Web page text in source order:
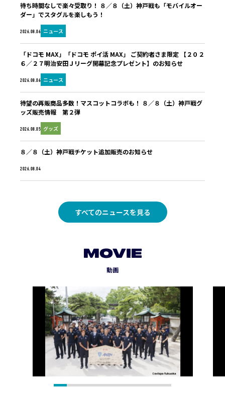
2026.08.06 ニュース
待ち時間なしで楽々受取り！ ８／８（土）神戸戦も「モバイルオー
ダー」でスタグルを楽しもう！
2026.08.06 ニュース
「ドコモ MAX」「ドコモ ポイ活 MAX」 ご契約者さま限定 【２０２
６／２７明治安田Ｊリーグ開幕記念プレゼント】のお知らせ
2026.08.05 グッズ
待望の再販商品多数！マスコットコラボも！ ８／８（土）神戸戦グ
ッズ販売情報 第２弾
2026.08.04
８／８（土）神戸戦チケット追加販売のお知らせ
すべてのニュースを見る
MOVIE
動画